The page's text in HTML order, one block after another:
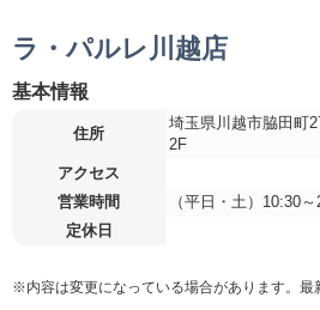
ラ・パルレ川越店
基本情報
住所
埼玉県川越市脇田町
2F
アクセス
営業時間
（平日・土）10:30～
定休日
※内容は変更になっている場合があります。最